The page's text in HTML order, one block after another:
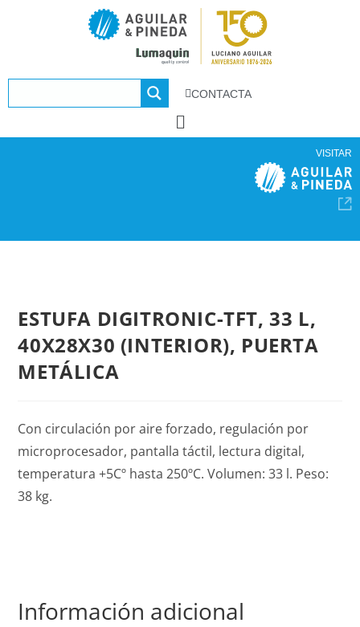
CONTACTA
VISITAR
ESTUFA DIGITRONIC-TFT, 33 L,
40X28X30 (INTERIOR), PUERTA
METÁLICA
Con circulación por aire forzado, regulación por
microprocesador, pantalla táctil, lectura digital,
temperatura +5Cº hasta 250ºC. Volumen: 33 l. Peso:
38 kg.
Información adicional